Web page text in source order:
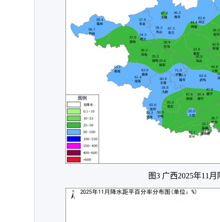
图3 广西2025年11